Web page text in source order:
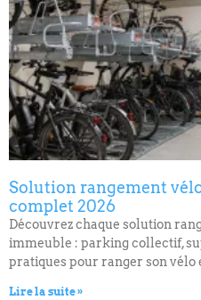
Solution rangement
complet 2026
Découvrez chaque solution
immeuble : parking collectif,
pratiques pour ranger son vélo
Lire la suite »